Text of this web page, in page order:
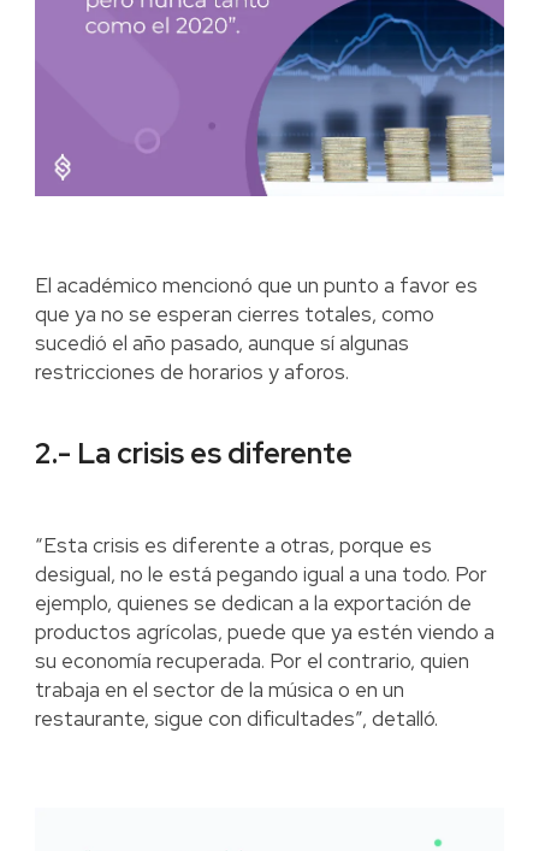
El académico mencionó que un punto a favor es
que ya no se esperan cierres totales, como
sucedió el año pasado, aunque sí algunas
restricciones de horarios y aforos.
2.- La crisis es diferente
“Esta crisis es diferente a otras, porque es
desigual, no le está pegando igual a una todo. Por
ejemplo, quienes se dedican a la exportación de
productos agrícolas, puede que ya estén viendo a
su economía recuperada. Por el contrario, quien
trabaja en el sector de la música o en un
restaurante, sigue con dificultades”, detalló.